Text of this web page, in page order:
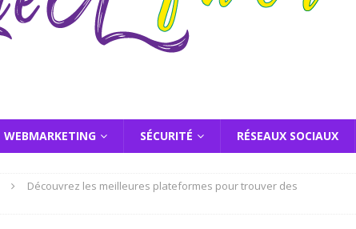
WEBMARKETING SÉCURITÉ RÉSEAUX SOCIAUX
Découvrez les meilleures plateformes pour trouver des